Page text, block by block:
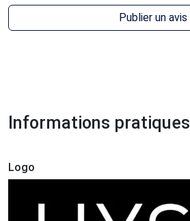
Publier un avis
Informations pratiques
Logo